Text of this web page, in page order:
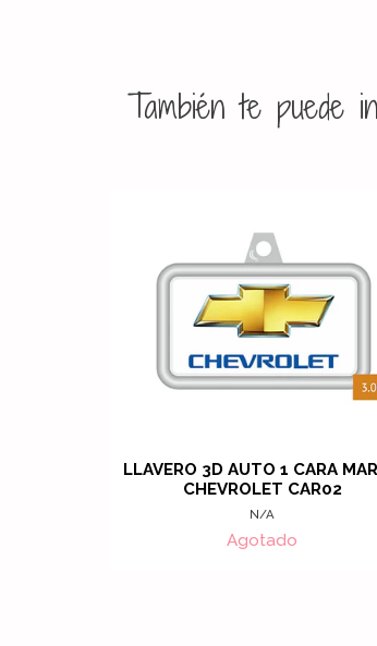
También te puede
LLAVERO 3D AUTO 1 CARA
CHEVROLET CAR02
N/A
Agotado